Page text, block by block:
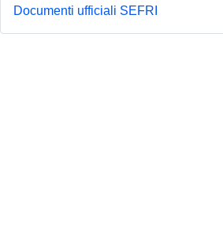
Documenti ufficiali SEFRI